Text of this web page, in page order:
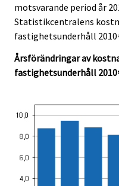
motsvarande period år
Statistikcentralens
fastighetsunderhåll
Årsförändringar av
fastighetsunderhåll